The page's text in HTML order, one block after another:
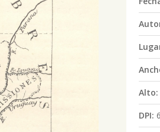
Alto:
DPI: